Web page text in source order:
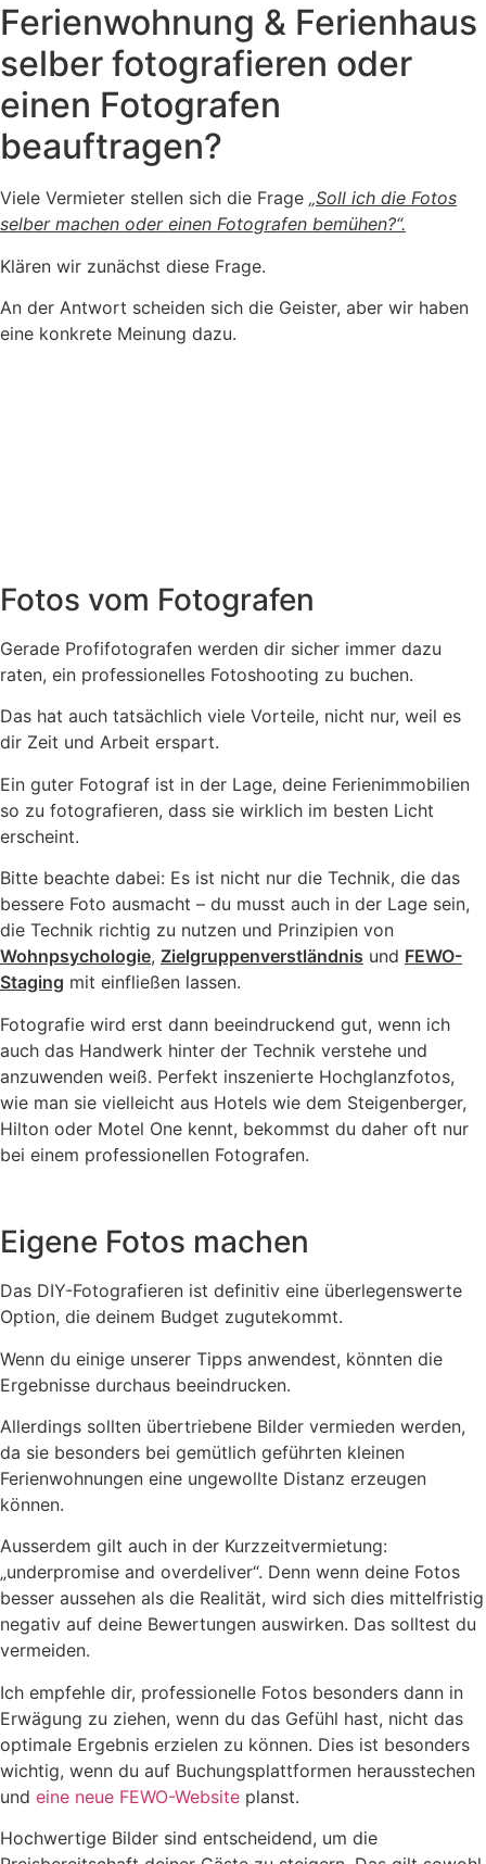
Ferienwohnung & Ferienhaus
selber fotografieren oder
einen Fotografen
beauftragen?
Viele Vermieter stellen sich die Frage „Soll ich die Fotos
selber machen oder einen Fotografen bemühen?“.
Klären wir zunächst diese Frage.
An der Antwort scheiden sich die Geister, aber wir haben
eine konkrete Meinung dazu.
Fotos vom Fotografen
Gerade Profifotografen werden dir sicher immer dazu
raten, ein professionelles Fotoshooting zu buchen.
Das hat auch tatsächlich viele Vorteile, nicht nur, weil es
dir Zeit und Arbeit erspart.
Ein guter Fotograf ist in der Lage, deine Ferienimmobilien
so zu fotografieren, dass sie wirklich im besten Licht
erscheint.
Bitte beachte dabei: Es ist nicht nur die Technik, die das
bessere Foto ausmacht – du musst auch in der Lage sein,
die Technik richtig zu nutzen und Prinzipien von
Wohnpsychologie, Zielgruppenverstländnis und FEWO-
Staging mit einfließen lassen.
Fotografie wird erst dann beeindruckend gut, wenn ich
auch das Handwerk hinter der Technik verstehe und
anzuwenden weiß. Perfekt inszenierte Hochglanzfotos,
wie man sie vielleicht aus Hotels wie dem Steigenberger,
Hilton oder Motel One kennt, bekommst du daher oft nur
bei einem professionellen Fotografen.
Eigene Fotos machen
Das DIY-Fotografieren ist definitiv eine überlegenswerte
Option, die deinem Budget zugutekommt.
Wenn du einige unserer Tipps anwendest, könnten die
Ergebnisse durchaus beeindrucken.
Allerdings sollten übertriebene Bilder vermieden werden,
da sie besonders bei gemütlich geführten kleinen
Ferienwohnungen eine ungewollte Distanz erzeugen
können.
Ausserdem gilt auch in der Kurzzeitvermietung:
„underpromise and overdeliver“. Denn wenn deine Fotos
besser aussehen als die Realität, wird sich dies mittelfristig
negativ auf deine Bewertungen auswirken. Das solltest du
vermeiden.
Ich empfehle dir, professionelle Fotos besonders dann in
Erwägung zu ziehen, wenn du das Gefühl hast, nicht das
optimale Ergebnis erzielen zu können. Dies ist besonders
wichtig, wenn du auf Buchungsplattformen herausstechen
und eine neue FEWO-Website planst.
Hochwertige Bilder sind entscheidend, um die